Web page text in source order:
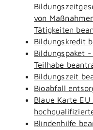
von
Tätigkeiten
Bildungskredit
Bildungspaket
Teilhabe
Bildungszeit
Bioabfall
Blaue Karte
Blindenhilfe